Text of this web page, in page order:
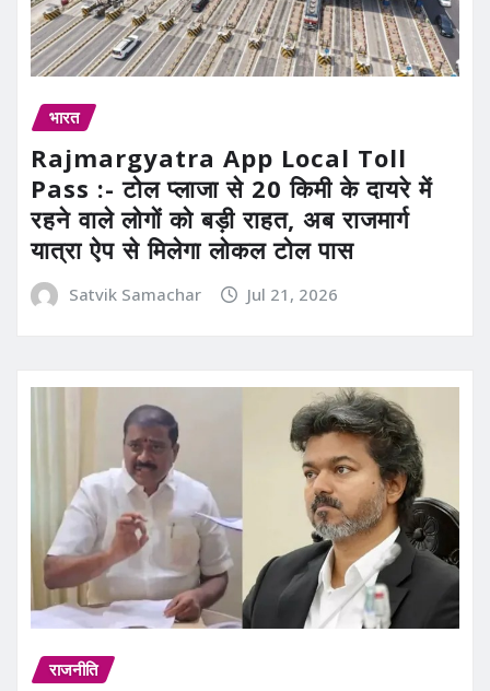
भारत
Rajmargyatra App Local Toll
Pass :- टोल प्लाजा से 20 किमी के दायरे में
रहने वाले लोगों को बड़ी राहत, अब राजमार्ग
यात्रा ऐप से मिलेगा लोकल टोल पास
Satvik Samachar Jul 21, 2026
राजनीति